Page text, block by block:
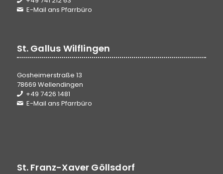
E-Mail ans Pfarrbüro
St. Gallus Wilflingen
Gosheimerstraße 13
78669 Wellendingen
+49 7426 1481
E-Mail ans Pfarrbüro
St. Franz-Xaver Göllsdorf